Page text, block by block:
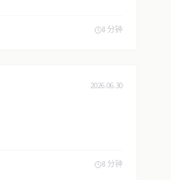
8 分钟
2026.06.30
8 分钟